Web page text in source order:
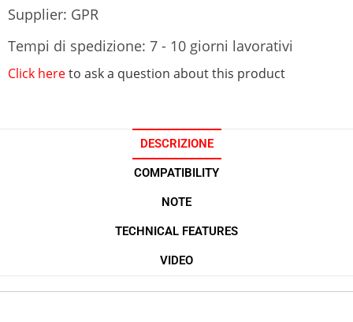
Supplier: GPR
Tempi di spedizione: 7 - 10 giorni lavorativi
Click hereto ask a question about this product
DESCRIZIONE
COMPATIBILITY
NOTE
TECHNICAL FEATURES
VIDEO